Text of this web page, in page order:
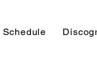
Schedule